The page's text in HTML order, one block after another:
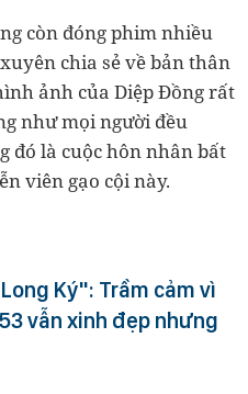
còn đóng phim nhiều
chia sẻ về bản thân
ảnh của Diệp Đồng rất
như mọi người đều
đó là cuộc hôn nhân bất
viên gạo cội này.
Ký": Trầm cảm vì
vẫn xinh đẹp nhưng